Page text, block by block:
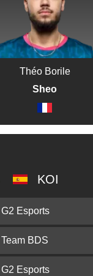
Théo Borile
Sheo
KOI
G2 Esports
Team BDS
G2 Esports